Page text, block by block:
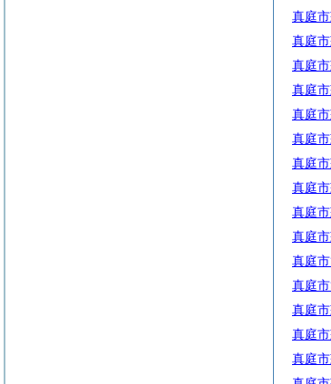
真庭
真庭
真庭
真庭
真庭
真庭
真庭
真庭
真庭
真庭
真庭
真庭
真庭
真庭
真庭